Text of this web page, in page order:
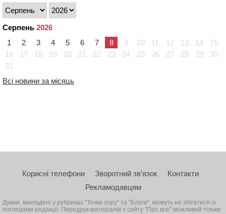
Серпень 2026
1
2 3 4 5 6 7 8 9 10 11 12 13 14
15
16
17 18 19 20 21 22 23 24 25 26 27 28 29
30
31
Всі новини за місяць
Корисні телефони Зворотний зв’язок
Контакти
Рекламодавцям
Думки, викладені у рубриках "Точка зору" та "Блоги", можуть не збігатися із
поглядами редакції. Передрук матеріалів з сайту "Про все" можливий тільки